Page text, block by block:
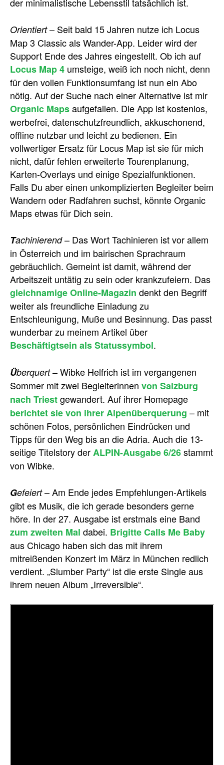
Orientiert– Seit bald 15 Jahren nutze ich Locus
Map 3 Classic als Wander-App. Leider wird der
Support Ende des Jahres eingestellt. Ob ich auf
Locus Map 4 umsteige, weiß ich noch nicht, denn
für den vollen Funktionsumfang ist nun ein Abo
nötig. Auf der Suche nach einer Alternative ist mir
Organic Mapsaufgefallen. Die App ist kostenlos,
werbefrei, datenschutzfreundlich, akkuschonend,
offline nutzbar und leicht zu bedienen. Ein
vollwertiger Ersatz für Locus Map ist sie für mich
nicht, dafür fehlen erweiterte Tourenplanung,
Karten-Overlays und einige Spezialfunktionen.
Falls Du aber einen unkomplizierten Begleiter beim
Wandern oder Radfahren suchst, könnte Organic
Maps etwas für Dich sein.
Tachinierend– Das Wort Tachinieren ist vor allem
in Österreich und im bairischen Sprachraum
gebräuchlich. Gemeint ist damit, während der
Arbeitszeit untätig zu sein oder krankzufeiern. Das
gleichnamige Online-Magazin denkt den Begriff
weiter als freundliche Einladung zu
Entschleunigung, Muße und Besinnung. Das passt
wunderbar zu meinem Artikel über
Beschäftigtsein als Statussymbol.
Überquert– Wibke Helfrich ist im vergangenen
Sommer mit zwei Begleiterinnen von Salzburg
nach Triestgewandert. Auf ihrer Homepage
berichtet sie von ihrer Alpenüberquerung – mit
schönen Fotos, persönlichen Eindrücken und
Tipps für den Weg bis an die Adria. Auch die 13-
seitige Titelstory derALPIN-Ausgabe 6/26stammt
von Wibke.
Gefeiert– Am Ende jedes Empfehlungen-Artikels
gibt es Musik, die ich gerade besonders gerne
höre. In der 27. Ausgabe ist erstmals eine Band
zum zweiten Mal dabei. Brigitte Calls Me Baby
aus Chicago haben sich das mit ihrem
mitreißenden Konzert im März in München redlich
verdient. „Slumber Party“ ist die erste Single aus
ihrem neuen Album „Irreversible“.